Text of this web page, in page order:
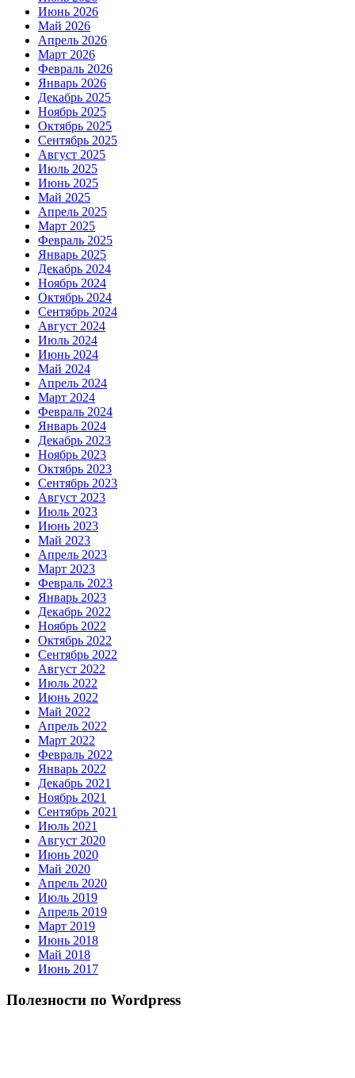
Июнь 2026
Май 2026
Апрель 2026
Март 2026
Февраль 2026
Январь 2026
Декабрь 2025
Ноябрь 2025
Октябрь 2025
Сентябрь 2025
Август 2025
Июль 2025
Июнь 2025
Май 2025
Апрель 2025
Март 2025
Февраль 2025
Январь 2025
Декабрь 2024
Ноябрь 2024
Октябрь 2024
Сентябрь 2024
Август 2024
Июль 2024
Июнь 2024
Май 2024
Апрель 2024
Март 2024
Февраль 2024
Январь 2024
Декабрь 2023
Ноябрь 2023
Октябрь 2023
Сентябрь 2023
Август 2023
Июль 2023
Июнь 2023
Май 2023
Апрель 2023
Март 2023
Февраль 2023
Январь 2023
Декабрь 2022
Ноябрь 2022
Октябрь 2022
Сентябрь 2022
Август 2022
Июль 2022
Июнь 2022
Май 2022
Апрель 2022
Март 2022
Февраль 2022
Январь 2022
Декабрь 2021
Ноябрь 2021
Сентябрь 2021
Июль 2021
Август 2020
Июнь 2020
Май 2020
Апрель 2020
Июль 2019
Апрель 2019
Март 2019
Июнь 2018
Май 2018
Июнь 2017
Полезности по Wordpress